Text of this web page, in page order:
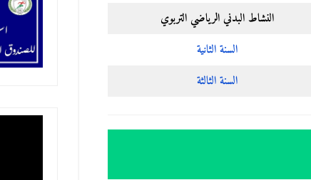
النشاط البدني الرياضي التربوي
السنة الثانية
السنة الثالثة